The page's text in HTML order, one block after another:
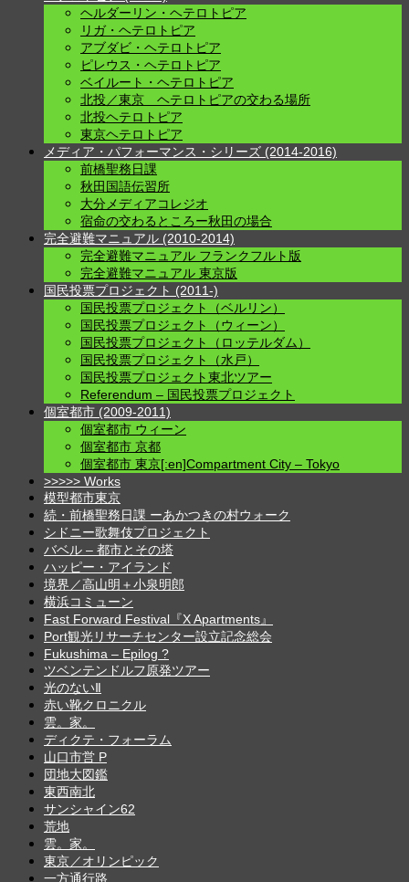
ヘルダーリン・ヘテロトピア
リガ・ヘテロトピア
アブダビ・ヘテロトピア
ピレウス・ヘテロトピア
ベイルート・ヘテロトピア
北投／東京 ヘテロトピアの交わる場所
北投ヘテロトピア
東京ヘテロトピア
メディア・パフォーマンス・シリーズ (2014-2016)
前橋聖務日課
秋田国語伝習所
大分メディアコレジオ
宿命の交わるところー秋田の場合
完全避難マニュアル (2010-2014)
完全避難マニュアル フランクフルト版
完全避難マニュアル 東京版
国民投票プロジェクト (2011-)
国民投票プロジェクト（ベルリン）
国民投票プロジェクト（ウィーン）
国民投票プロジェクト（ロッテルダム）
国民投票プロジェクト（水戸）
国民投票プロジェクト東北ツアー
Referendum – 国民投票プロジェクト
個室都市 (2009-2011)
個室都市 ウィーン
個室都市 京都
個室都市 東京[:en]Compartment City – Tokyo
>>>>> Works
模型都市東京
続・前橋聖務日課 ーあかつきの村ウォーク
シドニー歌舞伎プロジェクト
バベル – 都市とその塔
ハッピー・アイランド
境界／高山明＋小泉明郎
横浜コミューン
Fast Forward Festival『X Apartments』
Port観光リサーチセンター設立記念総会
Fukushima – Epilog ?
ツベンテンドルフ原発ツアー
光のないⅡ
赤い靴クロニクル
雲。家。
ディクテ・フォーラム
山口市営 P
団地大図鑑
東西南北
サンシャイン62
荒地
雲。家。
東京／オリンピック
一方通行路